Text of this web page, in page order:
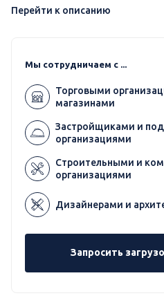
Перейти к описанию
Мы сотрудничаем с ...
Торговыми
магазинами
Застройщиками и
организациями
Строительными и
организациями
Дизайнерами и
Запросить